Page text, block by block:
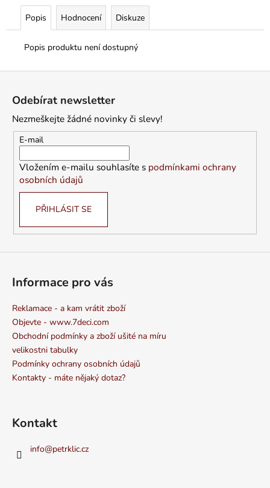
Popis Hodnocení Diskuze
Popis produktu není dostupný
Odebírat newsletter
Nezmeškejte žádné novinky či slevy!
E-mail
Vložením e-mailu souhlasíte s podmínkami ochrany
osobních údajů
PŘIHLÁSIT SE
Informace pro vás
Reklamace - a kam vrátit zboží
Objevte - www.7deci.com
Obchodní podmínky a zboží ušité na míru
velikostni tabulky
Podmínky ochrany osobních údajů
Kontakty - máte nějaký dotaz?
Kontakt
info@petrklic.cz